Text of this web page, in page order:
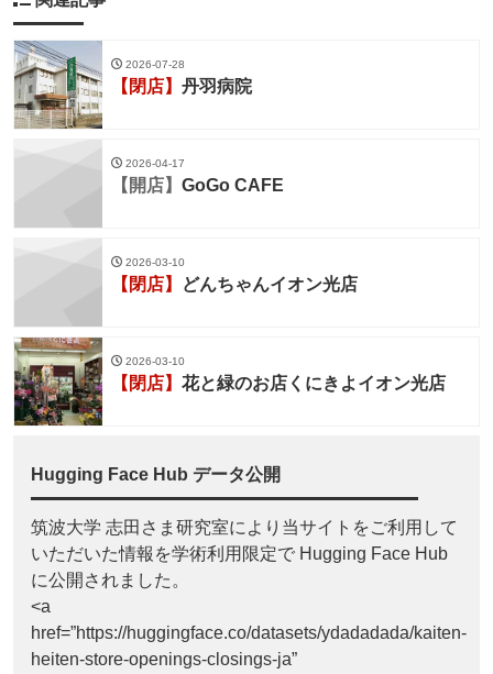
2026-07-28
【閉店】 丹羽病院
2026-04-17
【開店】 GoGo CAFE
2026-03-10
【閉店】 どんちゃんイオン光店
2026-03-10
【閉店】 花と緑のお店くにきよイオン光店
Hugging Face Hub データ公開
筑波大学 志田さま研究室により当サイトをご利用して
いただいた情報を学術利用限定で Hugging Face Hub
に公開されました。
<a
href=”https://huggingface.co/datasets/ydadadada/kaiten-
heiten-store-openings-closings-ja”